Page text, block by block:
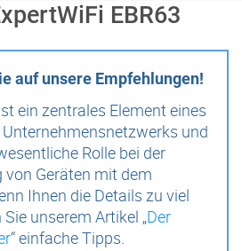
EBR63
auf unsere Empfehlungen!
ein zentrales Element eines
und
Rolle bei der
von Geräten mit dem
Ihnen die Details zu viel
unserem Artikel „Der
“ einfache Tipps.